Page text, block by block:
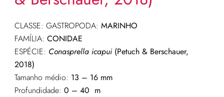
CLASSE: GASTROPODA: MARINHO
FAMÍLIA: CONIDAE
ESPÉCIE: Conasprella icapui(Petuch & Berschauer,
2018)
Tamanho médio: 13 – 16 mm
Profundidade: 0 – 40 m